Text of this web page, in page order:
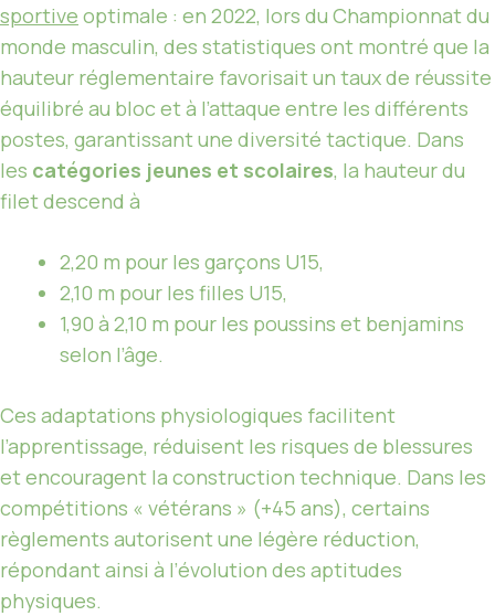
sportive optimale : en 2022, lors du Championnat du
monde masculin, des statistiques ont montré que la
hauteur réglementaire favorisait un taux de réussite
équilibré au bloc et à l’attaque entre les différents
postes, garantissant une diversité tactique. Dans
les catégories jeunes et scolaires, la hauteur du
filet descend à
2,20 m pour les garçons U15,
2,10 m pour les filles U15,
1,90 à 2,10 m pour les poussins et benjamins
selon l’âge.
Ces adaptations physiologiques facilitent
l’apprentissage, réduisent les risques de blessures
et encouragent la construction technique. Dans les
compétitions « vétérans » (+45 ans), certains
règlements autorisent une légère réduction,
répondant ainsi à l’évolution des aptitudes
physiques.